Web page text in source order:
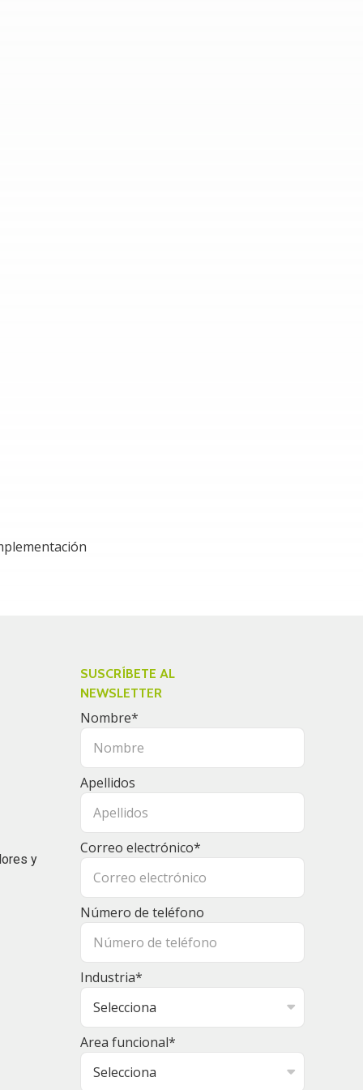
y
SUSCRÍBETE AL
NEWSLETTER
Nombre*
Apellidos
Correo electrónico*
Número de teléfono
Industria*
Area funcional*